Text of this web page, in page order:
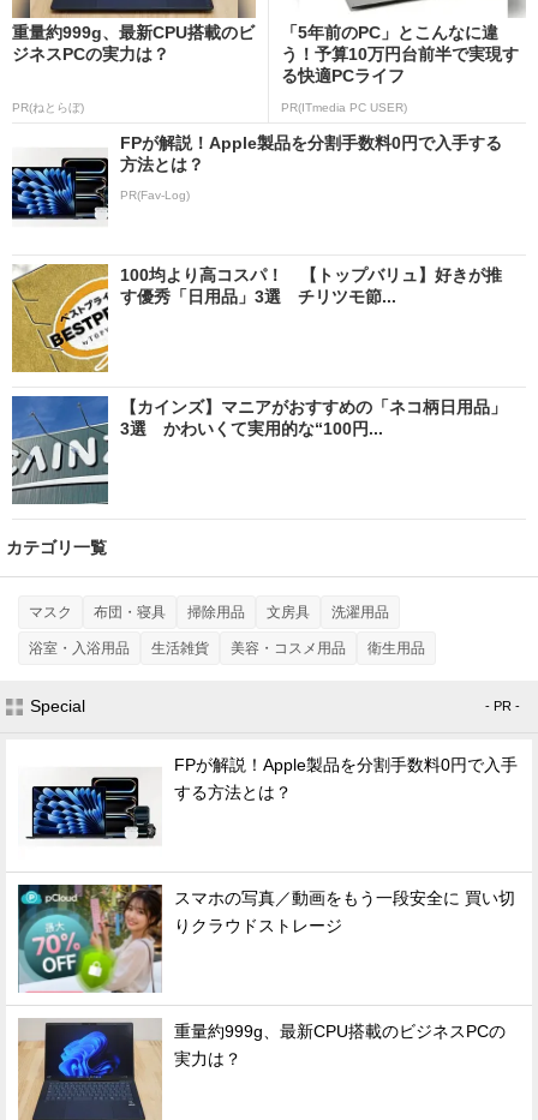
重量約999g、最新CPU搭載のビ
ジネスPCの実力は？
PR(ねとらぼ)
「5年前のPC」とこんなに違
う！予算10万円台前半で実現す
る快適PCライフ
PR(ITmedia PC USER)
FPが解説！Apple製品を分割手数料0円で入手する
方法とは？
PR(Fav-Log)
100均より高コスパ！ 【トップバリュ】好きが推
す優秀「日用品」3選 チリツモ節...
【カインズ】マニアがおすすめの「ネコ柄日用品」
3選 かわいくて実用的な“100円...
カテゴリ一覧
マスク 布団・寝具 掃除用品 文房具 洗濯用品
浴室・入浴用品 生活雑貨 美容・コスメ用品 衛生用品
Special - PR -
FPが解説！Apple製品を分割手数料0円で入手
する方法とは？
スマホの写真／動画をもう一段安全に 買い切
りクラウドストレージ
重量約999g、最新CPU搭載のビジネスPCの
実力は？